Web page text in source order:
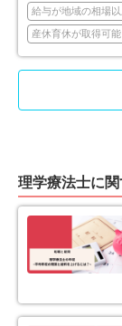
山武市 15
印旛郡酒々井
香取郡東庄町
長生郡一宮町
長生郡長生村
給与が地域の相場以
産休育休が取得可能
理学療法士に